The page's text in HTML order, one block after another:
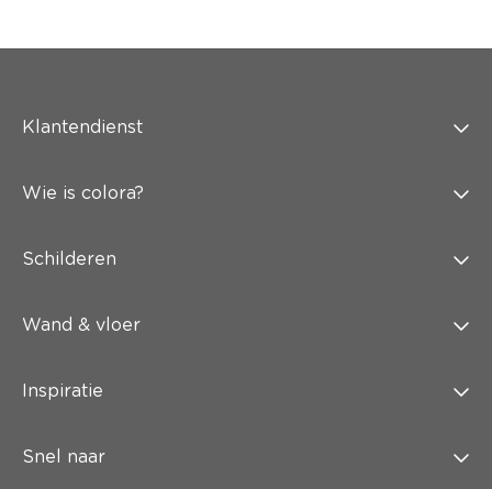
Klantendienst
Wie is colora?
Schilderen
Wand & vloer
Inspiratie
Snel naar